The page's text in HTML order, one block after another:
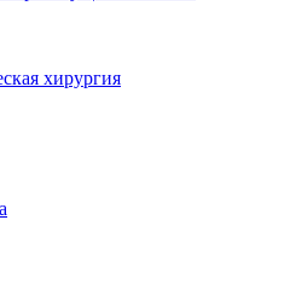
хирургия